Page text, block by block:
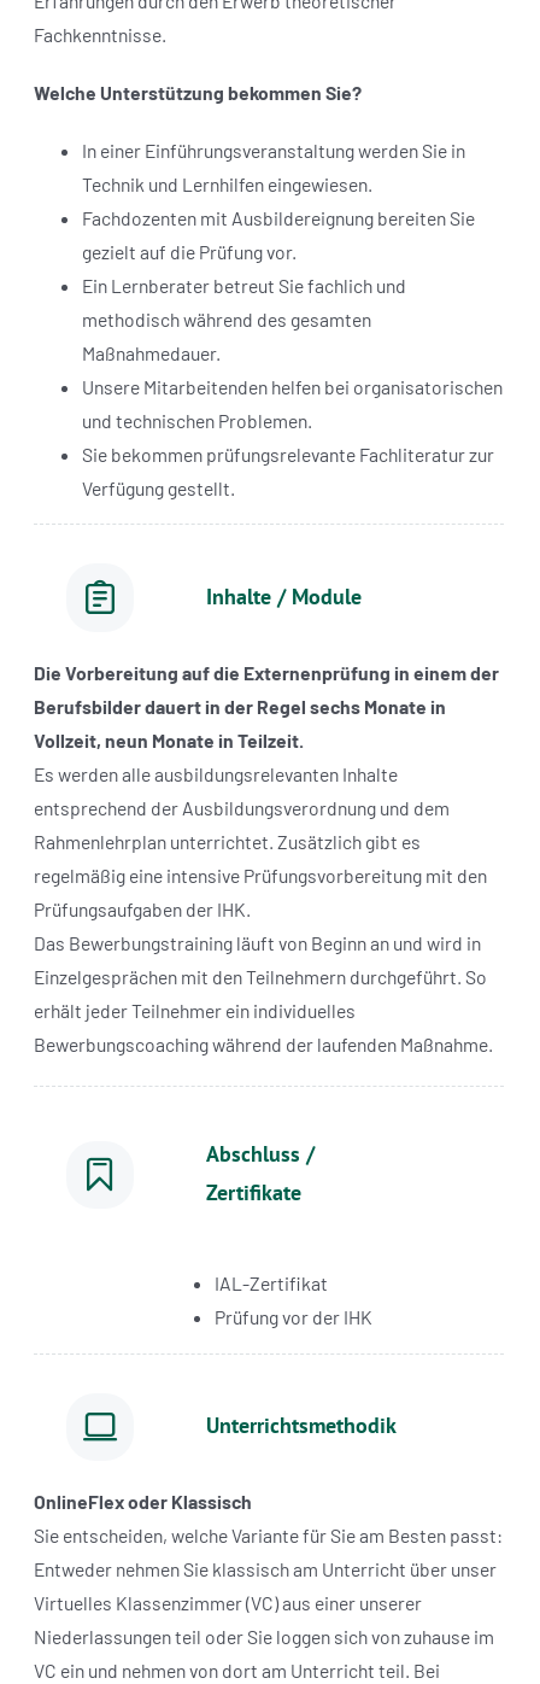
Fachkenntnisse.
Welche Unterstützung bekommen Sie?
In einer Einführungsveranstaltung werden Sie in
Technik und Lernhilfen eingewiesen.
Fachdozenten mit Ausbildereignung bereiten Sie
gezielt auf die Prüfung vor.
Ein Lernberater betreut Sie fachlich und
methodisch während des gesamten
Maßnahmedauer.
Unsere Mitarbeitenden helfen bei organisatorischen
und technischen Problemen.
Sie bekommen prüfungsrelevante Fachliteratur zur
Verfügung gestellt.
Inhalte / Module
Die Vorbereitung auf die Externenprüfung in einem der
Berufsbilder dauert in der Regel sechs Monate in
Vollzeit, neun Monate in Teilzeit.
Es werden alle ausbildungsrelevanten Inhalte
entsprechend der Ausbildungsverordnung und dem
Rahmenlehrplan unterrichtet. Zusätzlich gibt es
regelmäßig eine intensive Prüfungsvorbereitung mit den
Prüfungsaufgaben der IHK.
Das Bewerbungstraining läuft von Beginn an und wird in
Einzelgesprächen mit den Teilnehmern durchgeführt. So
erhält jeder Teilnehmer ein individuelles
Bewerbungscoaching während der laufenden Maßnahme.
Abschluss /
Zertifikate
IAL-Zertifikat
Prüfung vor der IHK
Unterrichtsmethodik
OnlineFlex oder Klassisch
Sie entscheiden, welche Variante für Sie am Besten passt:
Entweder nehmen Sie klassisch am Unterricht über unser
Virtuelles Klassenzimmer (VC) aus einer unserer
Niederlassungen teil oder Sie loggen sich von zuhause im
VC ein und nehmen von dort am Unterricht teil. Bei